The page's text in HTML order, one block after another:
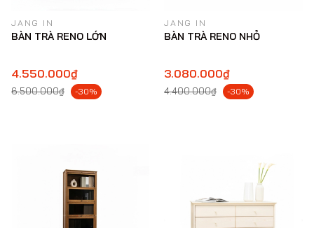
JANG IN
BÀN TRÀ RENO LỚN
4.550.000₫
6.500.000₫ -30%
JANG IN
BÀN TRÀ RENO NHỎ
3.080.000₫
4.400.000₫ -30%